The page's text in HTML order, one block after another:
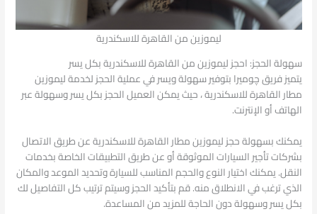
ليموزين من القاهرة للاسكندرية
سهولة الحجز: احجز ليموزين من القاهرة للاسكندرية بكل يسر
يتميز فريق چوميرا بتوفير سهولة ويسر في عملية الحجز لخدمة ليموزين
مطار القاهرة للاسكندرية ، حيث يمكن العميل الحجز بكل يسر وسهولة عبر
الهاتف أو الإنترنت.
يمكنك بسهولة حجز ليموزين مطار القاهرة للاسكندرية عن طريق الاتصال
بشركات تأجير السيارات الموثوقة أو عن طريق التطبيقات الخاصة بخدمات
النقل. يمكنك اختيار النوع والحجم المناسب للسيارة وتحديد الموعد والمكان
الذي ترغب في الانطلاق منه. قم بتأكيد الحجز وسيتم ترتيب كل التفاصيل لك
بكل يسر وسهولة دون الحاجة للمزيد من المساعدة.